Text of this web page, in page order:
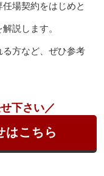
場契約をはじめと
説します。
る方など、ぜひ参考
下さい／
はこちら